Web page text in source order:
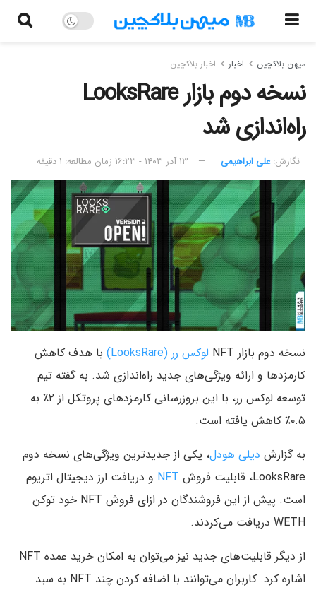
میهن بلاکچین اخبار اخبار بلاکچین
نسخه دوم بازار LooksRare
راه‌اندازی شد
نگارش:‌ علی ابراهیمی ۱۳ آذر ۱۴۰۳ - ۱۶:۲۳ زمان مطالعه: ۱ دقیقه
نسخه دوم بازار NFT لوکس رر (LooksRare)
با هدف کاهش
کارمزدها و ارائه ویژگی‌های جدید راه‌اندازی شد. به گفته تیم
توسعه لوکس رر، با این بروزرسانی کارمزدهای پروتکل از ۲٪ به
۰.۵٪ کاهش یافته است.
به گزارش دیلی هودل، یکی از جدیدترین ویژگی‌های نسخه دوم
LooksRare، قابلیت فروش
NFT و دریافت ارز دیجیتال اتریوم
است. پیش از این فروشندگان در ازای فروش NFT خود توکن
WETH دریافت می‌کردند.
از دیگر قابلیت‌های جدید نیز می‌توان به امکان خرید عمده NFT
اشاره کرد. کاربران می‌توانند با اضافه کردن چند NFT به سبد